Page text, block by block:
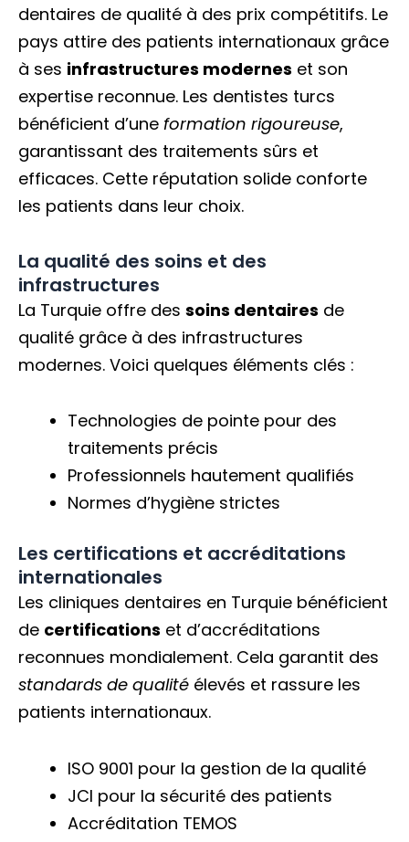
dentaires de qualité à des prix compétitifs. Le
pays attire des patients internationaux grâce
à ses infrastructures modernes et son
expertise reconnue. Les dentistes turcs
bénéficient d’une formation rigoureuse,
garantissant des traitements sûrs et
efficaces. Cette réputation solide conforte
les patients dans leur choix.
La qualité des soins et des
infrastructures
La Turquie offre des soins dentaires de
qualité grâce à des infrastructures
modernes. Voici quelques éléments clés :
Technologies de pointe pour des
traitements précis
Professionnels hautement qualifiés
Normes d’hygiène strictes
Les certifications et accréditations
internationales
Les cliniques dentaires en Turquie bénéficient
de certifications et d’accréditations
reconnues mondialement. Cela garantit des
standards de qualité élevés et rassure les
patients internationaux.
ISO 9001 pour la gestion de la qualité
JCI pour la sécurité des patients
Accréditation TEMOS